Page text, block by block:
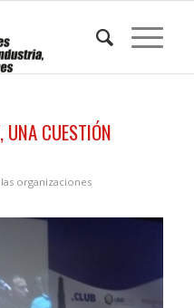
UNA CUESTIÓN
organizaciones